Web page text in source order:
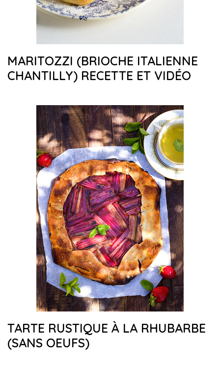
MARITOZZI (BRIOCHE ITALIENNE
CHANTILLY) RECETTE ET VIDÉO
TARTE RUSTIQUE À LA RHUBARBE
(SANS OEUFS)